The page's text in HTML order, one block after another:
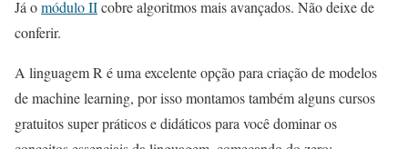
Já omódulo IIcobre algoritmos mais avançados. Não deixe de
conferir.
A linguagem R é uma excelente opção para criação de modelos
de machine learning, por isso montamos também alguns cursos
gratuitos super práticos e didáticos para você dominar os